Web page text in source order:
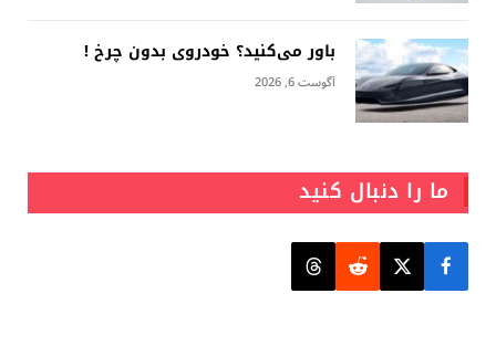
باور می‌کنید؟ خودروی بدون چرخ !
آگوست 6, 2026
ما را دنبال کنید